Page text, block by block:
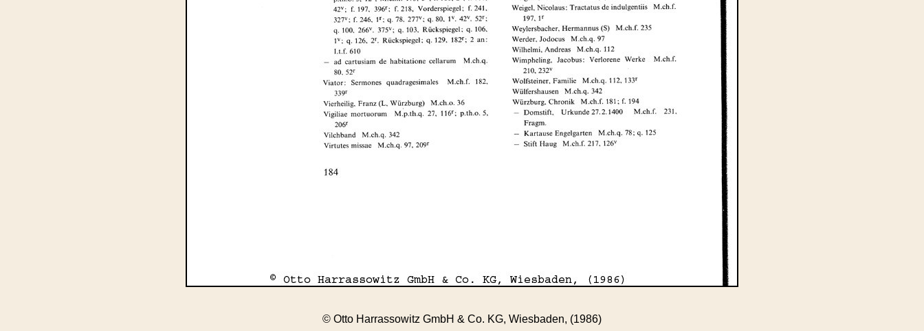
© Otto Harrassowitz GmbH & Co. KG, Wiesbaden, (1986)